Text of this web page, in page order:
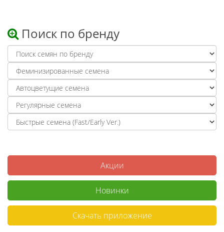
Поиск по бренду
Акции
Новинки
Скачать приложение